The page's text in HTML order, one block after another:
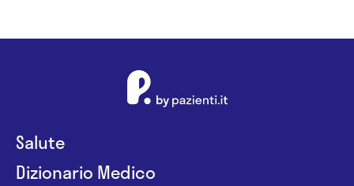
Salute
Dizionario Medico